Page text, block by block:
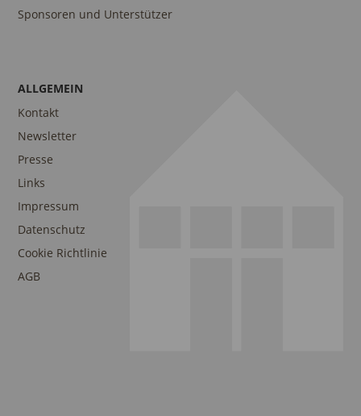
Sponsoren und Unterstützer
ALLGEMEIN
Kontakt
Newsletter
Presse
Links
Impressum
Datenschutz
Cookie Richtlinie
AGB